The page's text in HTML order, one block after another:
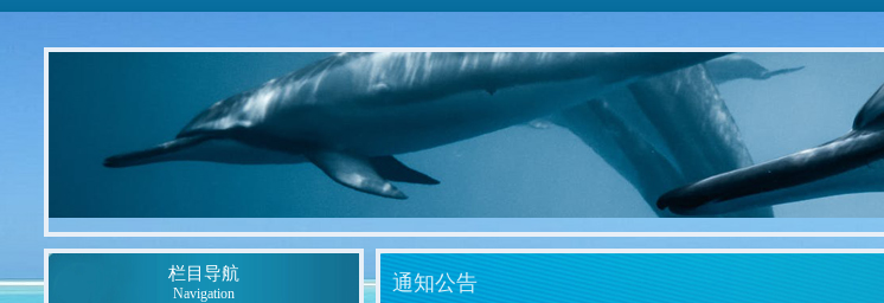
栏目导航
Navigation 通知公告